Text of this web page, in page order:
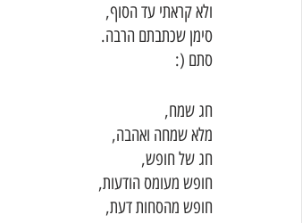
ולא קראתי עד הסוף,
סימן שכתבתם הרבה.
סתם (:
חג שמח,
מלא שמחה ואהבה,
חג של חופש,
חופש מעומס הודעות,
חופש מהסחות דעת,